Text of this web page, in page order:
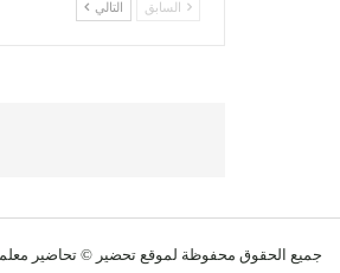
السابق التالي
جميع الحقوق محفوظة لموقع تحضير © تحاضير